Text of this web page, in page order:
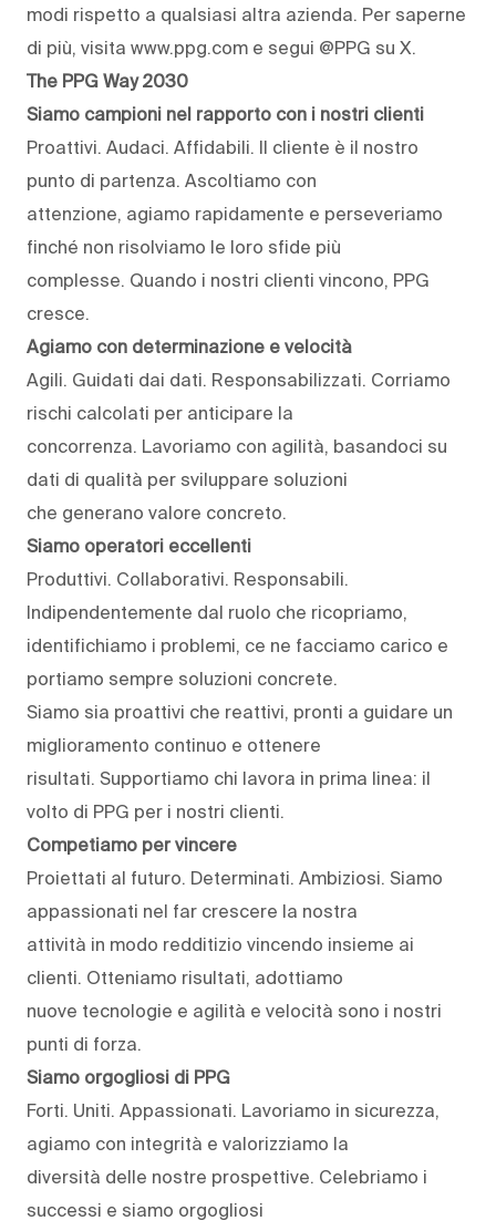
modi rispetto a qualsiasi altra azienda. Per saperne
di più, visita www.ppg.com e segui @PPG su X.
The PPG Way 2030
Siamo campioni nel rapporto con i nostri clienti
Proattivi. Audaci. Affidabili. Il cliente è il nostro
punto di partenza. Ascoltiamo con
attenzione, agiamo rapidamente e perseveriamo
finché non risolviamo le loro sfide più
complesse. Quando i nostri clienti vincono, PPG
cresce.
Agiamo con determinazione e velocità
Agili. Guidati dai dati. Responsabilizzati. Corriamo
rischi calcolati per anticipare la
concorrenza. Lavoriamo con agilità, basandoci su
dati di qualità per sviluppare soluzioni
che generano valore concreto.
Siamo operatori eccellenti
Produttivi. Collaborativi. Responsabili.
Indipendentemente dal ruolo che ricopriamo,
identifichiamo i problemi, ce ne facciamo carico e
portiamo sempre soluzioni concrete.
Siamo sia proattivi che reattivi, pronti a guidare un
miglioramento continuo e ottenere
risultati. Supportiamo chi lavora in prima linea: il
volto di PPG per i nostri clienti.
Competiamo per vincere
Proiettati al futuro. Determinati. Ambiziosi. Siamo
appassionati nel far crescere la nostra
attività in modo redditizio vincendo insieme ai
clienti. Otteniamo risultati, adottiamo
nuove tecnologie e agilità e velocità sono i nostri
punti di forza.
Siamo orgogliosi di PPG
Forti. Uniti. Appassionati. Lavoriamo in sicurezza,
agiamo con integrità e valorizziamo la
diversità delle nostre prospettive. Celebriamo i
successi e siamo orgogliosi